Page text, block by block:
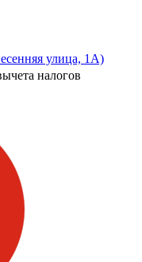
улица, 1А)
налогов